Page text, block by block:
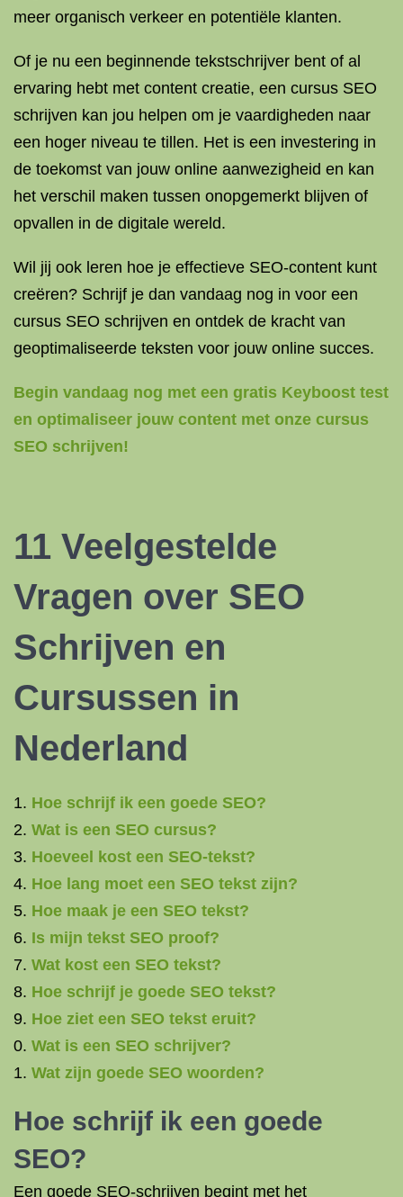
meer organisch verkeer en potentiële klanten.
Of je nu een beginnende tekstschrijver bent of al
ervaring hebt met content creatie, een cursus SEO
schrijven kan jou helpen om je vaardigheden naar
een hoger niveau te tillen. Het is een investering in
de toekomst van jouw online aanwezigheid en kan
het verschil maken tussen onopgemerkt blijven of
opvallen in de digitale wereld.
Wil jij ook leren hoe je effectieve SEO-content kunt
creëren? Schrijf je dan vandaag nog in voor een
cursus SEO schrijven en ontdek de kracht van
geoptimaliseerde teksten voor jouw online succes.
Begin vandaag nog met een gratis Keyboost test
en optimaliseer jouw content met onze cursus
SEO schrijven!
11 Veelgestelde
Vragen over SEO
Schrijven en
Cursussen in
Nederland
Hoe schrijf ik een goede SEO?
Wat is een SEO cursus?
Hoeveel kost een SEO-tekst?
Hoe lang moet een SEO tekst zijn?
Hoe maak je een SEO tekst?
Is mijn tekst SEO proof?
Wat kost een SEO tekst?
Hoe schrijf je goede SEO tekst?
Hoe ziet een SEO tekst eruit?
Wat is een SEO schrijver?
Wat zijn goede SEO woorden?
Hoe schrijf ik een goede
SEO?
Een goede SEO-schrijven begint met het